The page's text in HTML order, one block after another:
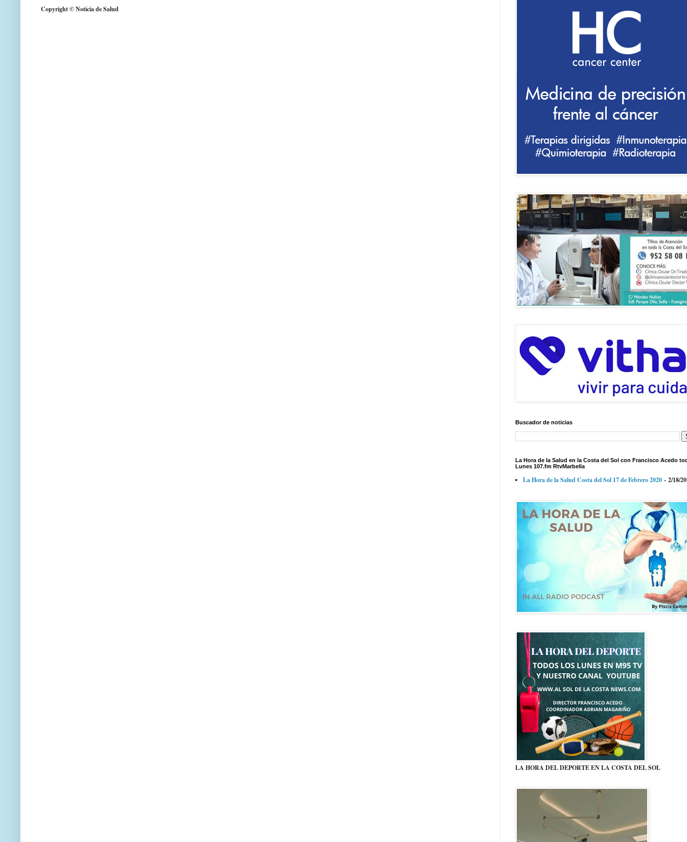
Copyright © Noticia de Salud
Buscador de noticias
La Hora de la Salud en la Costa del Sol con Francisco Acedo
Lunes 107.fm RtvMarbella
La Hora de la Salud Costa del Sol 17 de Febrero 2020 - 2/18/
LA HORA DEL DEPORTE EN LA COSTA DEL SOL